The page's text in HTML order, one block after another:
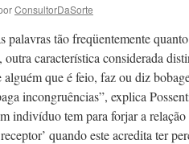
ConsultorDaSorte
palavras tão freqüentemente
outra característica considerada
alguém que é feio, faz ou diz
incongruências”, explica
indivíduo tem para forjar a
quando este acredita ter